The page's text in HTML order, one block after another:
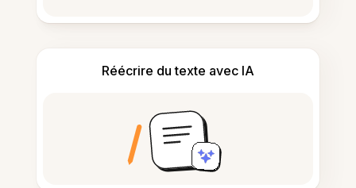
Réécrire du texte avec IA